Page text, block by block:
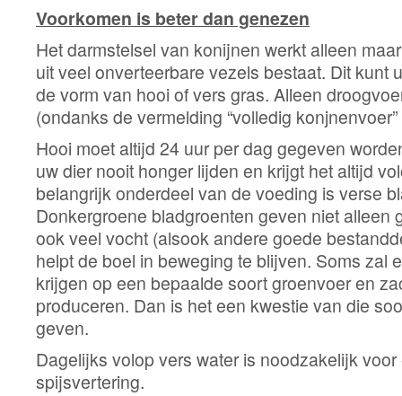
Voorkomen is beter dan genezen
Het darmstelsel van konijnen werkt alleen
uit veel onverteerbare vezels bestaat. Dit kunt
de vorm van hooi of vers gras. Alleen
(ondanks de vermelding “volledig
Hooi moet altijd 24 uur per dag gegeven
uw dier nooit honger lijden en krijgt het altijd
belangrijk onderdeel van de voeding is verse
Donkergroene bladgroenten geven niet alleen
ook veel vocht (alsook andere goede
helpt de boel in beweging te blijven. Soms zal
krijgen op een bepaalde soort groenvoer en
produceren. Dan is het een kwestie van die
geven.
Dagelijks volop vers water is noodzakelijk
spijsvertering.